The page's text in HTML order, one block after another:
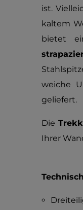
ist.
kaltem
bietet
weiche
geliefert.
Die
Ihrer